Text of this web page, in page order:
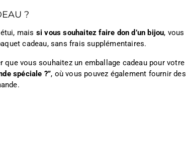
?
mais si vous souhaitez faire don d’un bijou, vous
cadeau, sans frais supplémentaires.
que vous souhaitez un emballage cadeau pour votre
spéciale ?”, où vous pouvez également fournir des